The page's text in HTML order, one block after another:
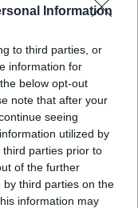
Information
to third parties, or
information for
below opt-out
note that after your
seeing
utilized by
parties prior to
of the further
third parties on the
information may